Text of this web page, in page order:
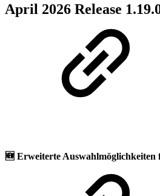
April 2026 Release
🆕 Erweiterte Auswahlmöglichkeiten